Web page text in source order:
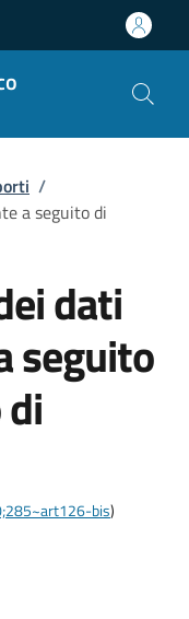
/
a seguito di
dati
seguito
bis)